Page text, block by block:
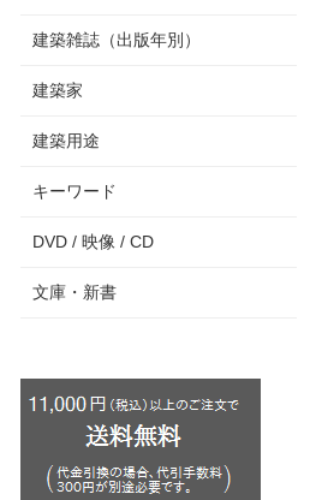
建築雑誌（出版年別）
建築家
建築用途
キーワード
DVD / 映像 / CD
文庫・新書